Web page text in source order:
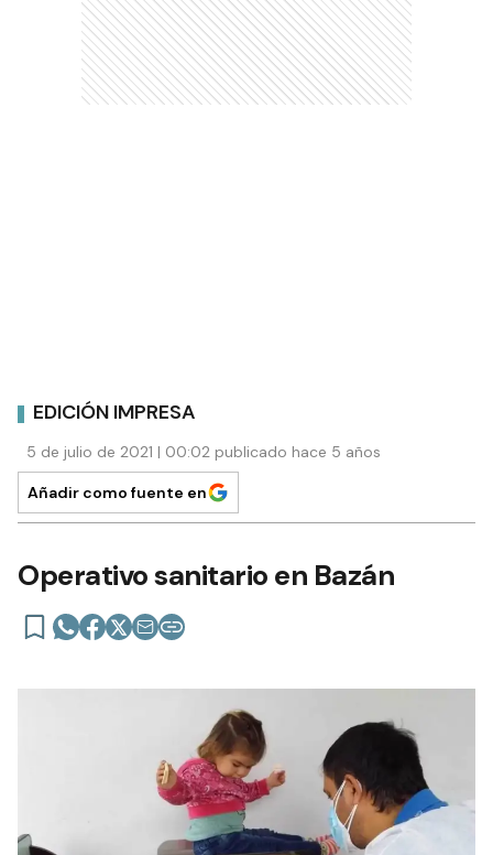
EDICIÓN IMPRESA
5 de julio de 2021 | 00:02 publicado hace 5 años
Añadir como fuente en
Operativo sanitario en Bazán